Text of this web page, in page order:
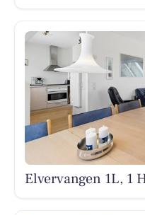
Elvervangen 1L, 1